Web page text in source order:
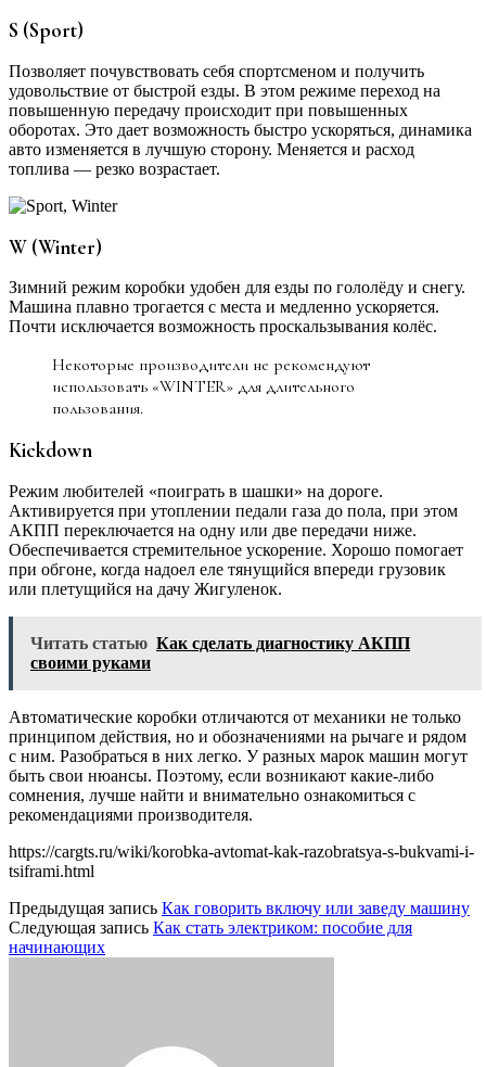
S (Sport)
Позволяет почувствовать себя спортсменом и получить
удовольствие от быстрой езды. В этом режиме переход на
повышенную передачу происходит при повышенных
оборотах. Это дает возможность быстро ускоряться, динамика
авто изменяется в лучшую сторону. Меняется и расход
топлива — резко возрастает.
W (Winter)
Зимний режим коробки удобен для езды по гололёду и снегу.
Машина плавно трогается с места и медленно ускоряется.
Почти исключается возможность проскальзывания колёс.
Некоторые производители не рекомендуют
использовать «WINTER» для длительного
пользования.
Kickdown
Режим любителей «поиграть в шашки» на дороге.
Активируется при утоплении педали газа до пола, при этом
АКПП переключается на одну или две передачи ниже.
Обеспечивается стремительное ускорение. Хорошо помогает
при обгоне, когда надоел еле тянущийся впереди грузовик
или плетущийся на дачу Жигуленок.
Читать статью Как сделать диагностику АКПП
своими руками
Автоматические коробки отличаются от механики не только
принципом действия, но и обозначениями на рычаге и рядом
с ним. Разобраться в них легко. У разных марок машин могут
быть свои нюансы. Поэтому, если возникают какие-либо
сомнения, лучше найти и внимательно ознакомиться с
рекомендациями производителя.
https://cargts.ru/wiki/korobka-avtomat-kak-razobratsya-s-bukvami-i-
tsiframi.html
Предыдущая запись Как говорить включу или заведу машину
Следующая запись Как стать электриком: пособие для
начинающих